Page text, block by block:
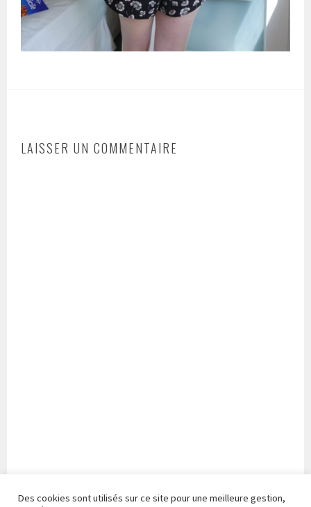
LAISSER UN COMMENTAIRE
Des cookies sont utilisés sur ce site pour une meilleure gestion,